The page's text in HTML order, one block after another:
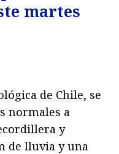
martes
de Chile, se
normales a
y
de lluvia y una